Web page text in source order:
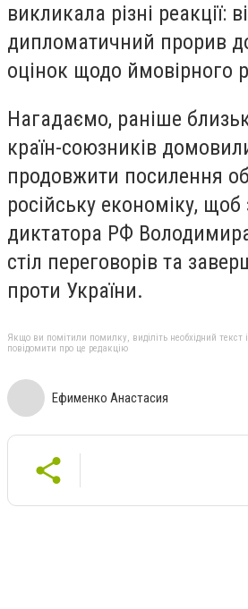
викликала різні реакції:
дипломатичний прорив
оцінок щодо ймовірного
Нагадаємо, раніше
країн-союзників
продовжити посилення
російську економіку, щоб
диктатора РФ Володимира
стіл переговорів та
проти України.
Якщо ви помітили помилку, виділіть необхідний текст
повідомити про це редакцію
Ефименко Анастасия